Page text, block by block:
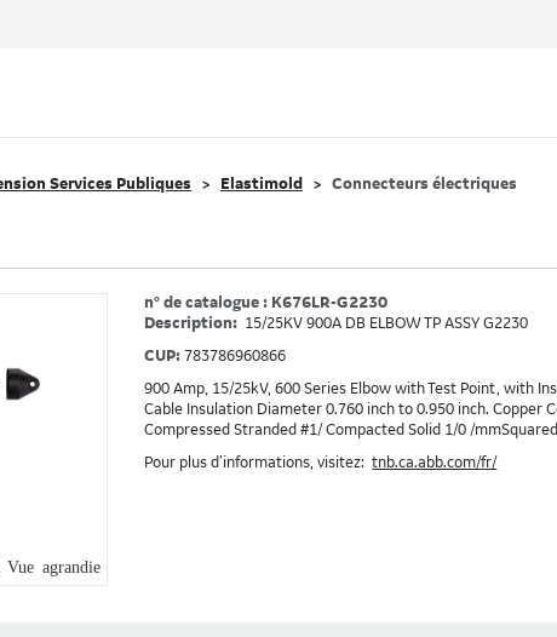
Services Publiques Elastimold Connecteurs électriques
Vue agrandie
n° de catalogue : K676LR-G2230
Description: 15/25KV 900A DB ELBOW TP ASSY G2230
CUP: 783786960866
900 Amp, 15/25kV, 600 Series Elbow with Test Point, with
Cable Insulation Diameter 0.760 inch to 0.950 inch. Copper
Compressed Stranded #1/ Compacted Solid 1/0 /
Pour plus d’informations, visitez:tnb.ca.abb.com/fr/